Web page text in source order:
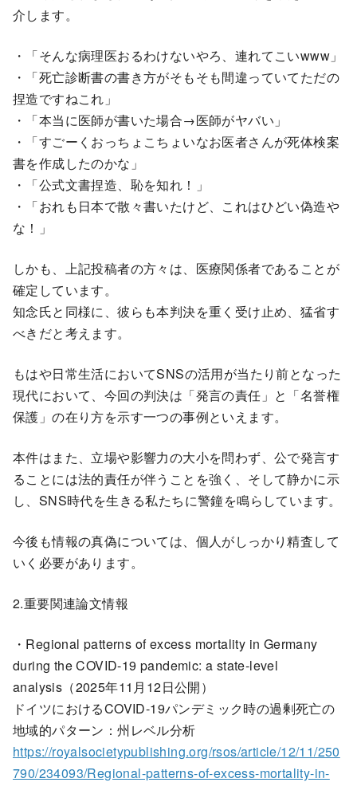
介します。
・「そんな病理医おるわけないやろ、連れてこいwww」
・「死亡診断書の書き方がそもそも間違っていてただの
捏造ですねこれ」
・「本当に医師が書いた場合→医師がヤバい」
・「すごーくおっちょこちょいなお医者さんが死体検案
書を作成したのかな」
・「公式文書捏造、恥を知れ！」
・「おれも日本で散々書いたけど、これはひどい偽造や
な！」
しかも、上記投稿者の方々は、医療関係者であることが
確定しています。
知念氏と同様に、彼らも本判決を重く受け止め、猛省す
べきだと考えます。
もはや日常生活においてSNSの活用が当たり前となった
現代において、今回の判決は「発言の責任」と「名誉権
保護」の在り方を示す一つの事例といえます。
本件はまた、立場や影響力の大小を問わず、公で発言す
ることには法的責任が伴うことを強く、そして静かに示
し、SNS時代を生きる私たちに警鐘を鳴らしています。
今後も情報の真偽については、個人がしっかり精査して
いく必要があります。
2.重要関連論文情報
・Regional patterns of excess mortality in Germany
during the COVID-19 pandemic: a state-level
analysis（2025年11月12日公開）
ドイツにおけるCOVID-19パンデミック時の過剰死亡の
地域的パターン：州レベル分析
https://royalsocietypublishing.org/rsos/article/12/11/250
790/234093/Regional-patterns-of-excess-mortality-in-